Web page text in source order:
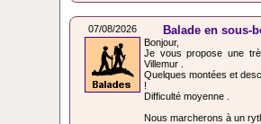
07/08/2026 Balade en sous-
Bonjour,
Je vous propose une
Villemur .
Quelques montées et
!
Difficulté moyenne .
Nous marcherons à un